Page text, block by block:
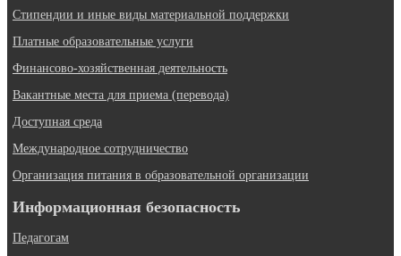
Стипендии и иные виды материальной поддержки
Платные образовательные услуги
Финансово-хозяйственная деятельность
Вакантные места для приема (перевода)
Доступная среда
Международное сотрудничество
Организация питания в образовательной организации
Информационная безопасность
Педагогам